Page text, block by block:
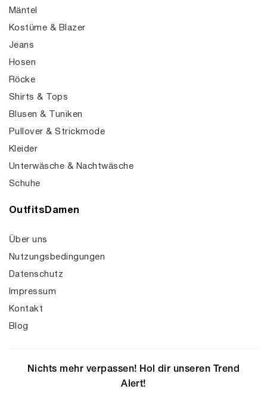
Mäntel
Kostüme & Blazer
Jeans
Hosen
Röcke
Shirts & Tops
Blusen & Tuniken
Pullover & Strickmode
Kleider
Unterwäsche & Nachtwäsche
Schuhe
OutfitsDamen
Über uns
Nutzungsbedingungen
Datenschutz
Impressum
Kontakt
Blog
Nichts mehr verpassen! Hol dir unseren Trend
Alert!